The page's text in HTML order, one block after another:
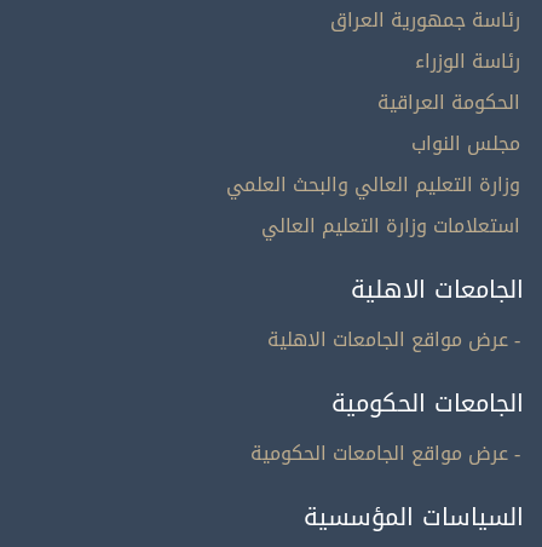
رئاسة جمهورية العراق
رئاسة الوزراء
الحكومة العراقية
مجلس النواب
وزارة التعليم العالي والبحث العلمي
استعلامات وزارة التعليم العالي
الجامعات الاهلية
- عرض مواقع الجامعات الاهلية
الجامعات الحكومية
- عرض مواقع الجامعات الحكومية
السياسات المؤسسية